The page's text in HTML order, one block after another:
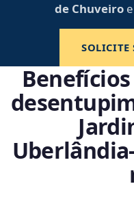
de Chuveiro e
SOLICITE